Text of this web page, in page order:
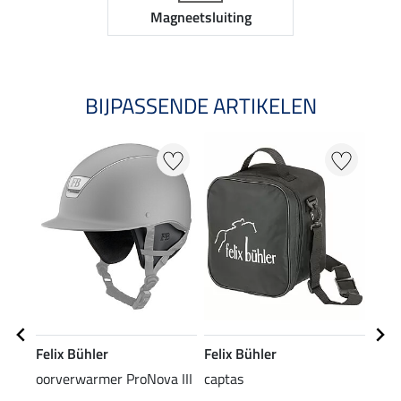
Magneetsluiting
BIJPASSENDE ARTIKELEN
Felix Bühler
oorverwarmer ProNova III
Felix Bühler
captas